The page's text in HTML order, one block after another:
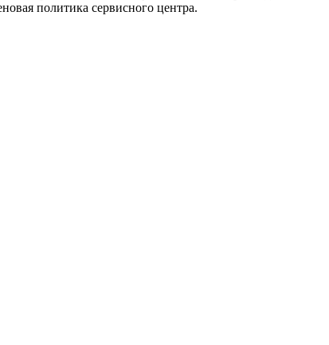
политика сервисного центра.